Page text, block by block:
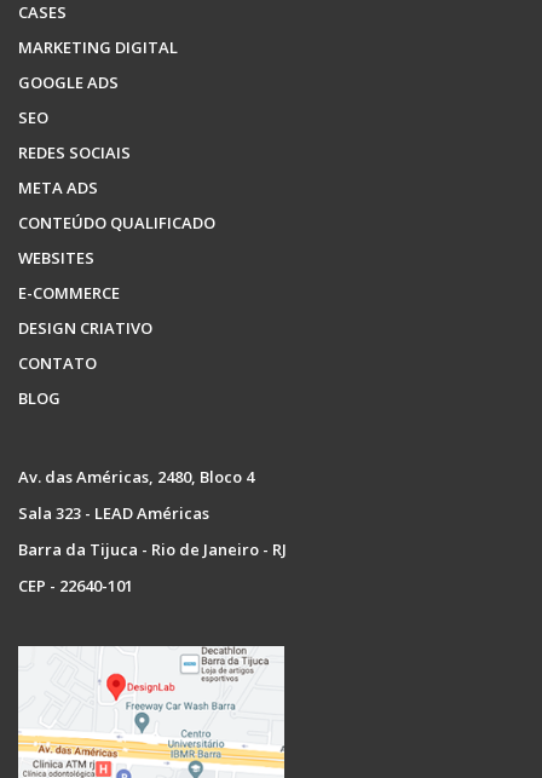
CASES
MARKETING DIGITAL
GOOGLE ADS
SEO
REDES SOCIAIS
META ADS
CONTEÚDO QUALIFICADO
WEBSITES
E-COMMERCE
DESIGN CRIATIVO
CONTATO
BLOG
Av. das Américas, 2480, Bloco 4
Sala 323 - LEAD Américas
Barra da Tijuca - Rio de Janeiro - RJ
CEP - 22640-101